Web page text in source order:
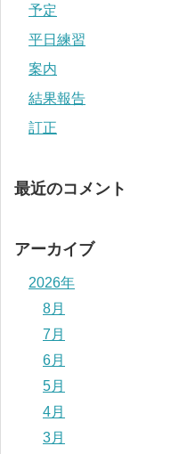
予定
平日練習
案内
結果報告
訂正
最近のコメント
アーカイブ
2026年
8月
7月
6月
5月
4月
3月